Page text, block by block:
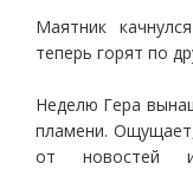
Маятник
теперь горят по
Неделю Гера
пламени.
от новостей